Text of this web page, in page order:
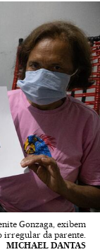
Gonzaga, exibem
irregular da parente.
MICHAEL DANTAS